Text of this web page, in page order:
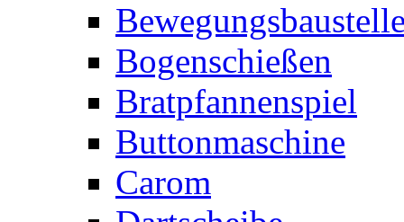
Bogenschießen
Bratpfannenspiel
Buttonmaschine
Carom